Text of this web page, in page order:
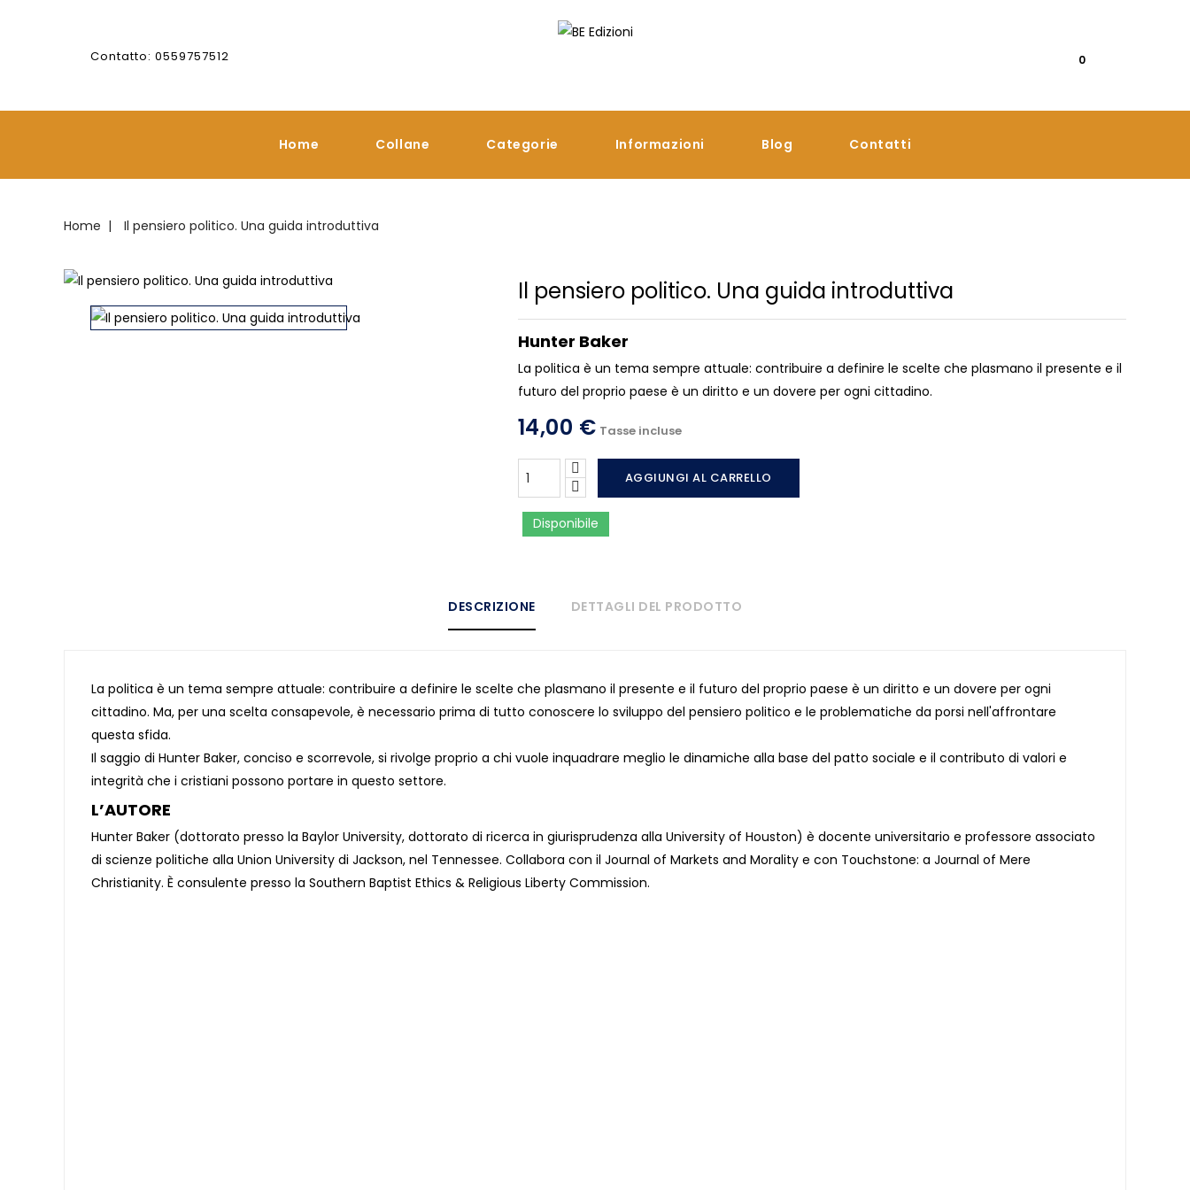
Contatto: 0559757512 0
Home Collane Categorie Informazioni Blog Contatti
Home Il pensiero politico. Una guida introduttiva
Il pensiero politico. Una guida introduttiva
Hunter Baker
La politica è un tema sempre attuale: contribuire a definire le scelte che plasmano il presente e il
futuro del proprio paese è un diritto e un dovere per ogni cittadino.
14,00 € Tasse incluse
AGGIUNGI AL CARRELLO
Disponibile
DESCRIZIONE DETTAGLI DEL PRODOTTO
La politica è un tema sempre attuale: contribuire a definire le scelte che plasmano il presente e il futuro del proprio paese è un diritto e un dovere per ogni
cittadino. Ma, per una scelta consapevole, è necessario prima di tutto conoscere lo sviluppo del pensiero politico e le problematiche da porsi nell'affrontare
questa sfida.
Il saggio di Hunter Baker, conciso e scorrevole, si rivolge proprio a chi vuole inquadrare meglio le dinamiche alla base del patto sociale e il contributo di valori e
integrità che i cristiani possono portare in questo settore.
L’AUTORE
Hunter Baker (dottorato presso la Baylor University, dottorato di ricerca in giurisprudenza alla University of Houston) è docente universitario e professore associato
di scienze politiche alla Union University di Jackson, nel Tennessee. Collabora con il Journal of Markets and Morality e con Touchstone: a Journal of Mere
Christianity. È consulente presso la Southern Baptist Ethics & Religious Liberty Commission.